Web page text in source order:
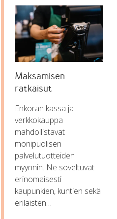
Maksamisen
ratkaisut
Enkoran kassa ja
verkkokauppa
mahdollistavat
monipuolisen
palvelutuotteiden
myynnin. Ne soveltuvat
erinomaisesti
kaupunkien, kuntien sekä
erilaisten…